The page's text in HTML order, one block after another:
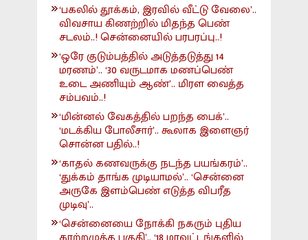
‘பகலில் தூக்கம், இரவில் வீட்டு வேலை’..
விவசாய கிணற்றில் மிதந்த பெண்
சடலம்..! சென்னையில் பரபரப்பு..!
‘ஒரே குடும்பத்தில் அடுத்தடுத்து 14
மரணம்’.. ‘30 வருடமாக மணப்பெண்
உடை அணியும் ஆண்’.. மிரள வைத்த
சம்பவம்..!
‘மின்னல் வேகத்தில் பறந்த பைக்’..
‘மடக்கிய போலீசார்’.. கூலாக இளைஞர்
சொன்ன பதில்..!
‘காதல் கணவருக்கு நடந்த பயங்கரம்’..
‘துக்கம் தாங்க முடியாமல்’.. ‘சென்னை
அருகே இளம்பெண் எடுத்த விபரீத
முடிவு’..
‘சென்னையை நோக்கி நகரும் புதிய